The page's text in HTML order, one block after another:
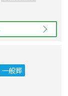
一般葬